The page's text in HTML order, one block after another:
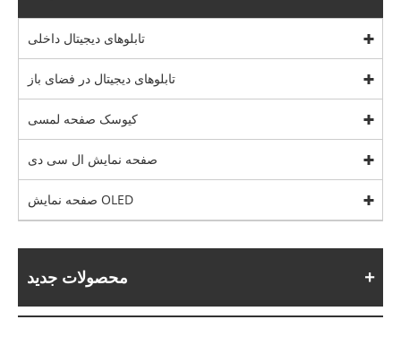
تابلوهای دیجیتال داخلی
تابلوهای دیجیتال در فضای باز
کیوسک صفحه لمسی
صفحه نمایش ال سی دی
صفحه نمایش OLED
محصولات جدید